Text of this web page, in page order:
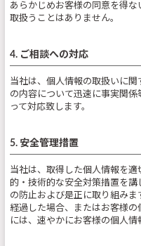
あらかじめお客様の同意を得
取扱うことはありません。
4. ご相談への対応
当社は、個人情報の取扱いに
の内容について迅速に事実関
って対応致します。
5. 安全管理措置
当社は、取得した個人情報を
的・技術的な安全対策措置を
の防止および是正に取り組み
経過した場合、またはお客様
には、速やかにお客様の個人情